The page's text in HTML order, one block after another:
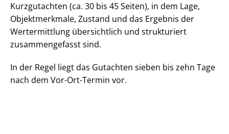
Kurzgutachten (ca. 30 bis 45 Seiten), in dem Lage,
Objektmerkmale, Zustand und das Ergebnis der
Wertermittlung übersichtlich und strukturiert
zusammengefasst sind.
In der Regel liegt das Gutachten sieben bis zehn Tage
nach dem Vor-Ort-Termin vor.